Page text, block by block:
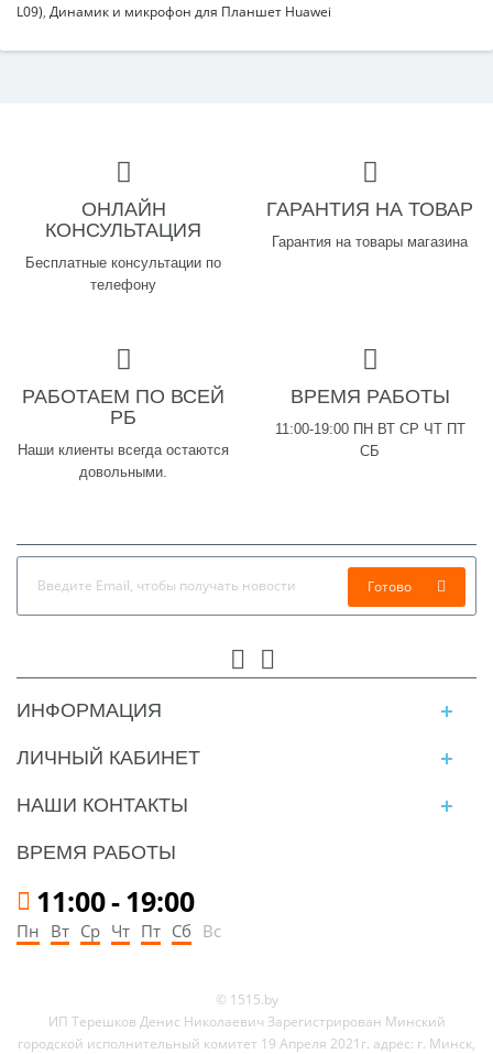
L09), Динамик и микрофон для Планшет Huawei
ОНЛАЙН
КОНСУЛЬТАЦИЯ
Бесплатные консультации по
телефону
ГАРАНТИЯ НА ТОВАР
Гарантия на товары магазина
РАБОТАЕМ ПО ВСЕЙ
РБ
Наши клиенты всегда остаются
довольными.
ВРЕМЯ РАБОТЫ
11:00-19:00 ПН ВТ СР ЧТ ПТ
СБ
Готово
ИНФОРМАЦИЯ
ЛИЧНЫЙ КАБИНЕТ
НАШИ КОНТАКТЫ
ВРЕМЯ РАБОТЫ
11:00-19:00
Пн Вт Ср Чт Пт Сб Вс
© 1515.by
ИП Терешков Денис Николаевич Зарегистрирован Минский
городской исполнительный комитет 19 Апреля 2021г. адрес: г. Минск,